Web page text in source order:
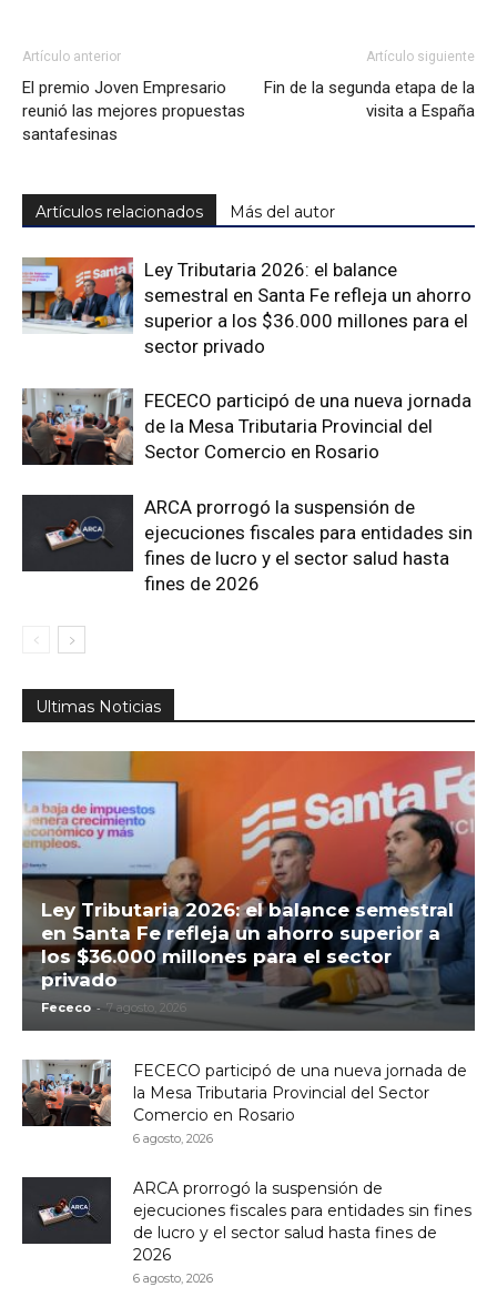
Artículo anterior
El premio Joven Empresario
reunió las mejores propuestas
santafesinas
Artículo siguiente
Fin de la segunda etapa de la
visita a España
Artículos relacionados Más del autor
Ley Tributaria 2026: el balance
semestral en Santa Fe refleja un ahorro
superior a los $36.000 millones para el
sector privado
FECECO participó de una nueva jornada
de la Mesa Tributaria Provincial del
Sector Comercio en Rosario
ARCA prorrogó la suspensión de
ejecuciones fiscales para entidades sin
fines de lucro y el sector salud hasta
fines de 2026
Ultimas Noticias
Ley Tributaria 2026: el balance semestral
en Santa Fe refleja un ahorro superior a
los $36.000 millones para el sector
privado
Fececo - 7 agosto, 2026
FECECO participó de una nueva jornada de
la Mesa Tributaria Provincial del Sector
Comercio en Rosario
6 agosto, 2026
ARCA prorrogó la suspensión de
ejecuciones fiscales para entidades sin fines
de lucro y el sector salud hasta fines de
2026
6 agosto, 2026